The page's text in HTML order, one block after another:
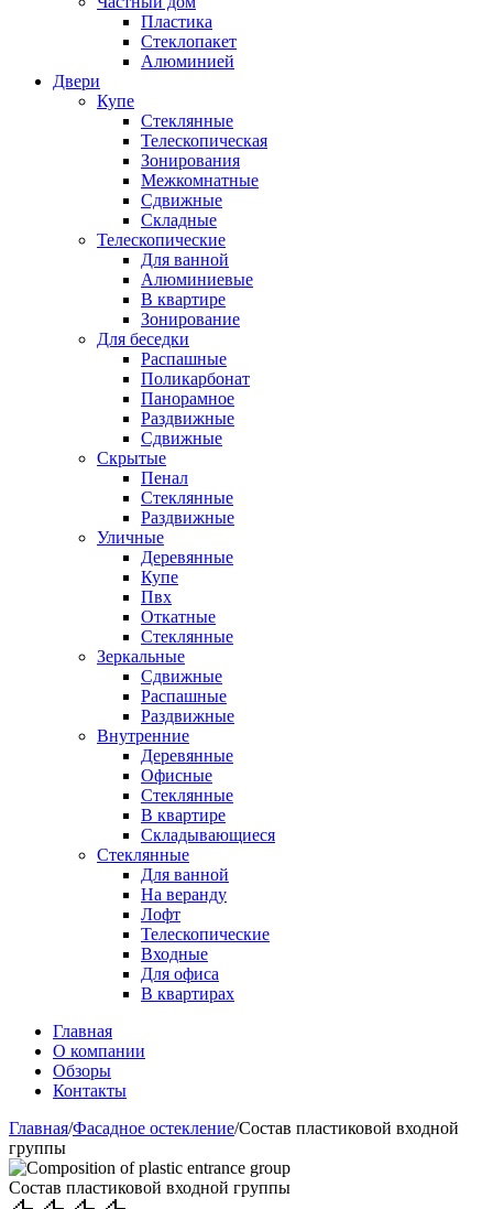
Пластика
Стеклопакет
Алюминией
Двери
Купе
Стеклянные
Телескопическая
Зонирования
Межкомнатные
Сдвижные
Складные
Телескопические
Для ванной
Алюминиевые
В квартире
Зонирование
Для беседки
Распашные
Поликарбонат
Панорамное
Раздвижные
Сдвижные
Скрытые
Пенал
Стеклянные
Раздвижные
Уличные
Деревянные
Купе
Пвх
Откатные
Стеклянные
Зеркальные
Сдвижные
Распашные
Раздвижные
Внутренние
Деревянные
Офисные
Стеклянные
В квартире
Складывающиеся
Стеклянные
Для ванной
На веранду
Лофт
Телескопические
Входные
Для офиса
В квартирах
Главная
О компании
Обзоры
Контакты
Главная/Фасадное остекление/Состав пластиковой входной
группы
Состав пластиковой входной группы